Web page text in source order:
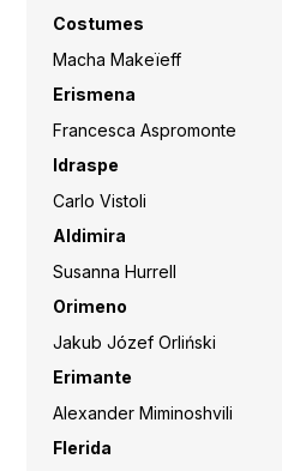
Costumes
Macha Makeïeff
Erismena
Francesca Aspromonte
Idraspe
Carlo Vistoli
Aldimira
Susanna Hurrell
Orimeno
Jakub Józef Orliński
Erimante
Alexander Miminoshvili
Flerida